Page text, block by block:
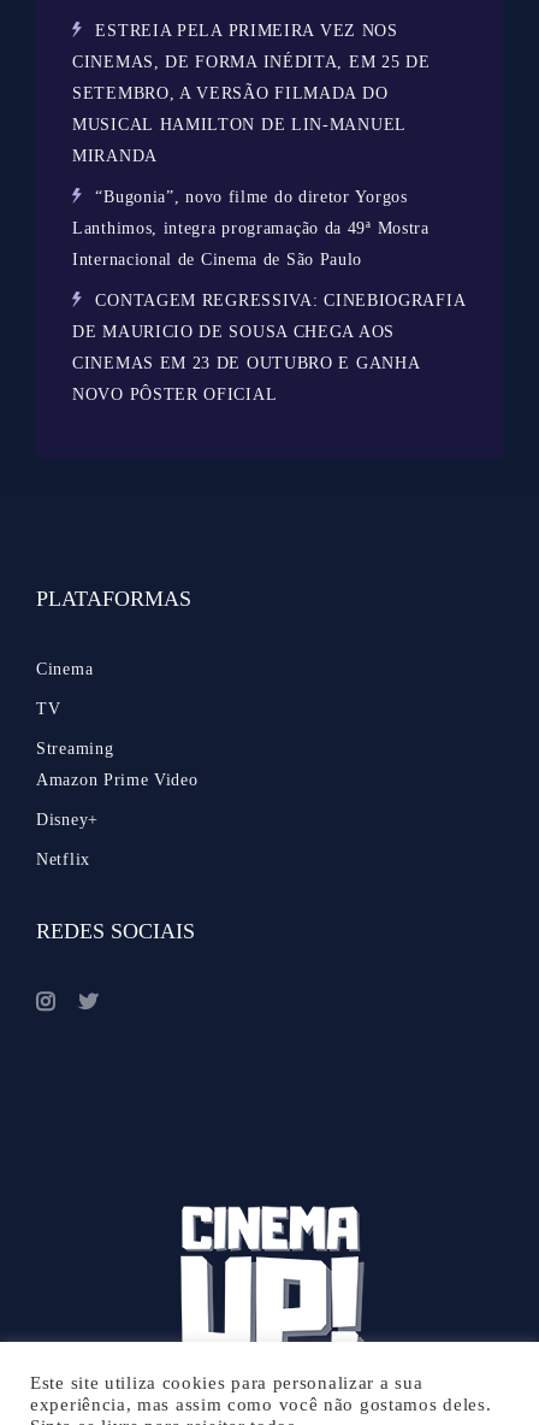
ESTREIA PELA PRIMEIRA VEZ NOS
CINEMAS, DE FORMA INÉDITA, EM 25 DE
SETEMBRO, A VERSÃO FILMADA DO
MUSICAL HAMILTON DE LIN-MANUEL
MIRANDA
“Bugonia”, novo filme do diretor Yorgos
Lanthimos, integra programação da 49ª Mostra
Internacional de Cinema de São Paulo
CONTAGEM REGRESSIVA: CINEBIOGRAFIA
DE MAURICIO DE SOUSA CHEGA AOS
CINEMAS EM 23 DE OUTUBRO E GANHA
NOVO PÔSTER OFICIAL
PLATAFORMAS
Cinema
TV
Streaming
Amazon Prime Video
Disney+
Netflix
REDES SOCIAIS
Este site utiliza cookies para personalizar a sua
experiência, mas assim como você não gostamos deles.